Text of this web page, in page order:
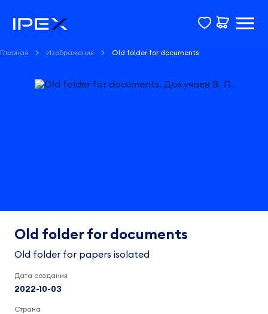
Главная Изображения Old folder for documents
Old folder for documents
Old folder for papers isolated
Дата создания
2022-10-03
Страна